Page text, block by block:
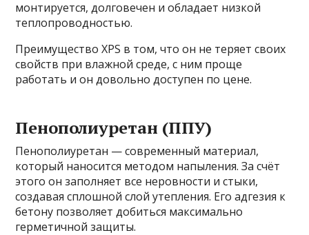
монтируется, долговечен и обладает низкой
теплопроводностью.
Преимущество XPS в том, что он не теряет своих
свойств при влажной среде, с ним проще
работать и он довольно доступен по цене.
Пенополиуретан (ППУ)
Пенополиуретан — современный материал,
который наносится методом напыления. За счёт
этого он заполняет все неровности и стыки,
создавая сплошной слой утепления. Его адгезия к
бетону позволяет добиться максимально
герметичной защиты.